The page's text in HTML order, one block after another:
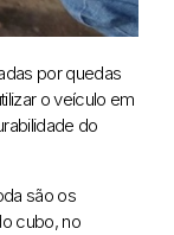
por quedas
o veículo em
do
são os
cubo, no